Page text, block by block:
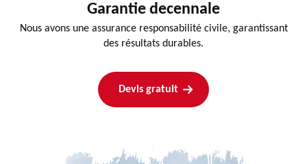
Garantie decennale
Nous avons une assurance responsabilité civile, garantissant
des résultats durables.
Devis gratuit